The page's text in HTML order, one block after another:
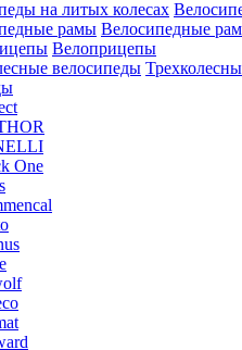
Велосипедные
Велоприцепы
One